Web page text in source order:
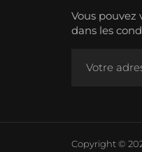
Vous
dans les
Copyright ©